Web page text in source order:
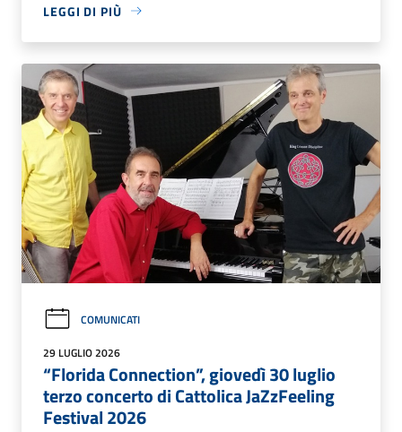
LEGGI DI PIÙ
COMUNICATI
29 LUGLIO 2026
“Florida Connection”, giovedì 30 luglio
terzo concerto di Cattolica JaZzFeeling
Festival 2026